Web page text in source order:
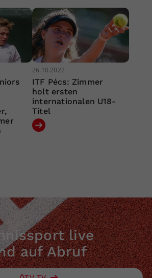
26.10.2022
ITF Pécs: Zimmer
holt ersten
internationalen U18-
Titel
live
auf Abruf